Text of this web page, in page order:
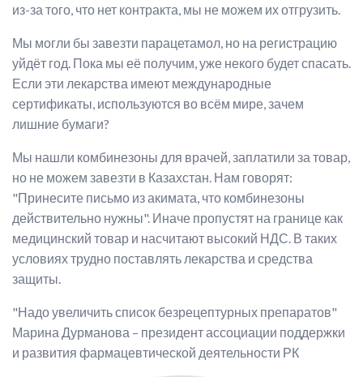
из-за того, что нет контракта, мы не можем их отгрузить.
Мы могли бы завезти парацетамол, но на регистрацию
уйдёт год. Пока мы её получим, уже некого будет спасать.
Если эти лекарства имеют международные
сертификаты, используются во всём мире, зачем
лишние бумаги?
Мы нашли комбинезоны для врачей, заплатили за товар,
но не можем завезти в Казахстан. Нам говорят:
"Принесите письмо из акимата, что комбинезоны
действительно нужны". Иначе пропустят на границе как
медицинский товар и насчитают высокий НДС. В таких
условиях трудно поставлять лекарства и средства
защиты.
"Надо увеличить список безрецептурных препаратов"
Марина Дурманова – президент ассоциации поддержки
и развития фармацевтической деятельности РК